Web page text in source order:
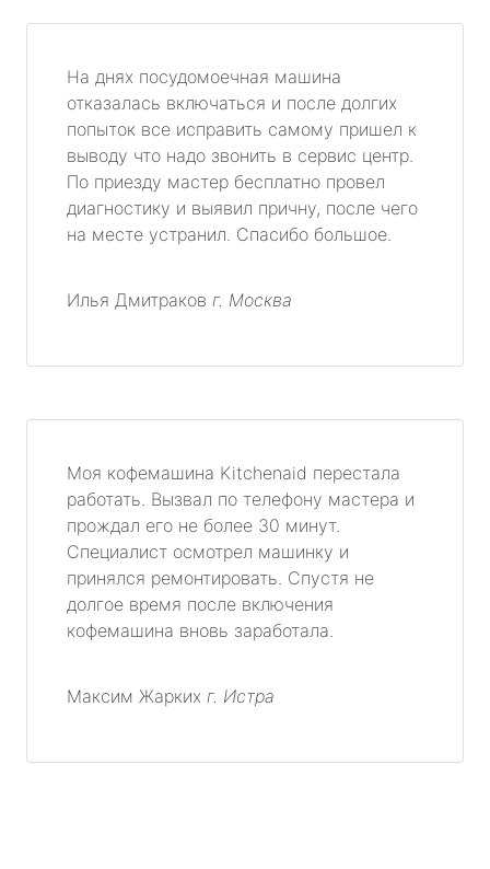
На днях посудомоечная машина
отказалась включаться и после долгих
попыток все исправить самому пришел к
выводу что надо звонить в сервис центр.
По приезду мастер бесплатно провел
диагностику и выявил причну, после чего
на месте устранил. Спасибо большое.
Илья Дмитраков г. Москва
Моя кофемашина Kitchenaid перестала
работать. Вызвал по телефону мастера и
прождал его не более 30 минут.
Специалист осмотрел машинку и
принялся ремонтировать. Спустя не
долгое время после включения
кофемашина вновь заработала.
Максим Жарких г. Истра